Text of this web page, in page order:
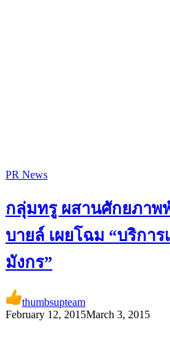
PR News
กลุ่มทรู ผสานศักยภาพ
บายล์ เผยโฉม “บริกา
มังกร”
thumbsupteam
February 12, 2015March 3, 2015